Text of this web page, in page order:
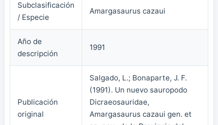
Subclasificación
/ Especie
Amargasaurus cazaui
Año de
descripción
1991
Publicación
original
Salgado, L.; Bonaparte, J. F.
(1991). Un nuevo sauropodo
Dicraeosauridae,
Amargasaurus cazaui gen. et